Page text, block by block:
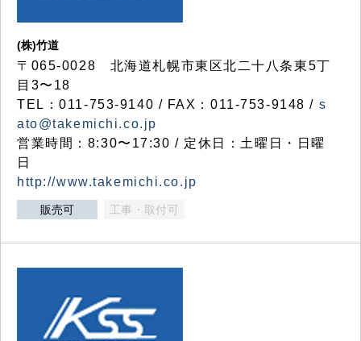
(株)竹道
〒065-0028 北海道札幌市東区北二十八条東5丁
目3〜18
TEL：011-753-9140 / FAX：011-753-9148 / s
ato@takemichi.co.jp
営業時間：8:30〜17:30 / 定休日：土曜日・日曜
日
http://www.takemichi.co.jp
販売可 工事・取付可